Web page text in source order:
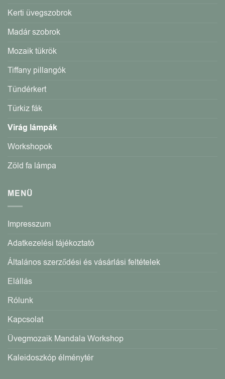
Kerti üvegszobrok
Madár szobrok
Mozaik tükrök
Tiffany pillangók
Tündérkert
Türkiz fák
Virág lámpák
Workshopok
Zöld fa lámpa
MENÜ
Impresszum
Adatkezelési tájékoztató
Általános szerződési és vásárlási feltételek
Elállás
Rólunk
Kapcsolat
Üvegmozaik Mandala Workshop
Kaleidoszkóp élménytér